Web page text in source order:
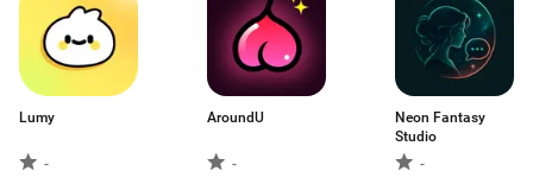
Lumy
-
AroundU
-
Neon Fantasy
Studio
-